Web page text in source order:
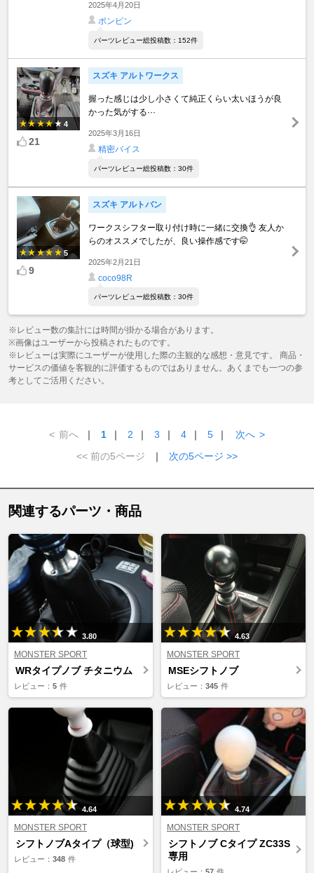
2025年4月20日
ポンピン
パーツレビュー総投稿数：152件
4
21
スズキ アルトワークス
握った感じは少し小さくて純正くらい太いほうが良
かった気がする···
2025年3月16日
精密バイス
パーツレビュー総投稿数：30件
5
9
スズキ アルトバン
ワークスシフター取り付け時に一緒に交換👌 友人か
らのオススメでしたが、良い操作感です🤭
2025年2月21日
coco98R
パーツレビュー総投稿数：30件
※レビュー数の集計には時間が掛かる場合があります。
※画像はユーザーから投稿されたものです。
※レビューは実際にユーザーが使用した際の主観的な感想・意見です。 商品・
サービスの価値を客観的に評価するものではありません。あくまでも一つの参
考としてご活用ください。
< 前へ ｜ 1 ｜ 2 ｜ 3 ｜ 4 ｜ 5 ｜ 次へ >
<< 前の5ページ
｜ 次の5ページ >>
関連するパーツ・商品
3.80
MONSTER SPORT
WRタイプノブ チタニウム
レビュー： 5 件
4.63
MONSTER SPORT
MSEシフトノブ
レビュー： 345 件
4.64
MONSTER SPORT
シフトノブAタイプ（球型)
レビュー： 348 件
4.74
MONSTER SPORT
シフトノブ Cタイプ ZC33S
専用